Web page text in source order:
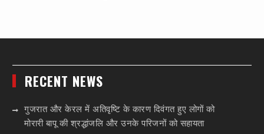
RECENT NEWS
गुजरात और केरल में अतिवृष्टि के कारण दिवंगत हुए लोगों को
मोरारी बापू की श्रद्धांजलि और उनके परिजनों को सहायता